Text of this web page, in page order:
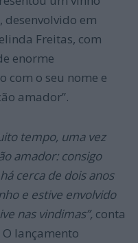
desenvolvido em
Freitas, com
enorme
com o seu nome e
amador”.
tempo, uma vez
amador: consigo
cerca de dois anos
e estive envolvido
nas vindimas”, conta
O lançamento